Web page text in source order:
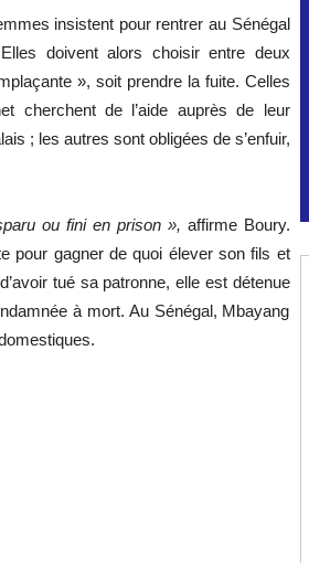
insistent pour rentrer au Sénégal
doivent alors choisir entre deux
», soit prendre la fuite. Celles
cherchent de l’aide auprès de leur
; les autres sont obligées de s’enfuir,
ou fini en prison », affirme Boury.
pour gagner de quoi élever son fils et
tué sa patronne, elle est détenue
à mort. Au Sénégal, Mbayang